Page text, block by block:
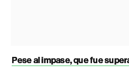
Pese al impase, que fue